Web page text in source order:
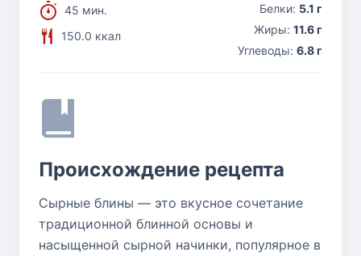
45 мин.
150.0 ккал
Белки: 5.1 г
Жиры: 11.6 г
Углеводы: 6.8 г
Происхождение рецепта
Сырные блины — это вкусное сочетание
традиционной блинной основы и
насыщенной сырной начинки, популярное в